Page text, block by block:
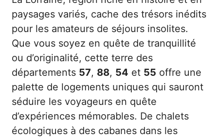
paysages variés, cache des trésors inédits
pour les amateurs de séjours insolites.
Que vous soyez en quête de tranquillité
ou d’originalité, cette terre des
départements 57, 88, 54 et 55 offre une
palette de logements uniques qui sauront
séduire les voyageurs en quête
d’expériences mémorables. De chalets
écologiques à des cabanes dans les